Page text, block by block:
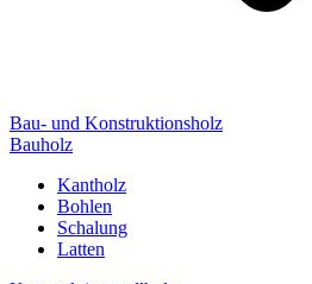
Bau- und Konstruktionsholz
Bauholz
Kantholz
Bohlen
Schalung
Latten